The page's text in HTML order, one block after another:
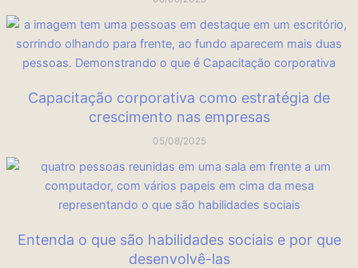
Capacitação corporativa como estratégia de
crescimento nas empresas
05/08/2025
Entenda o que são habilidades sociais e por que
desenvolvê-las